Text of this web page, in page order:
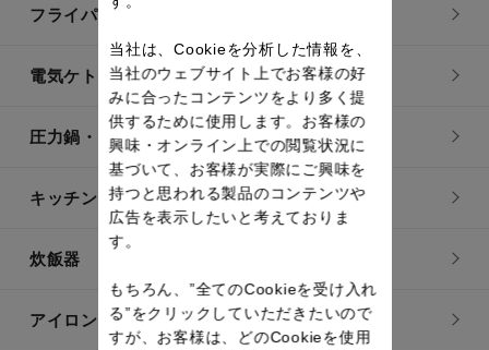
フライパン・鍋
電気ケトル
圧力鍋・電気圧力鍋
キッチン用品
炊飯器
アイロン・衣類スチーマー
当社は、Cookieを分析した情報を、
当社のウェブサイト上でお客様の好
みに合ったコンテンツをより多く提
供するために使用します。お客様の
興味・オンライン上での閲覧状況に
基づいて、お客様が実際にご興味を
持つと思われる製品のコンテンツや
広告を表示したいと考えておりま
す。
もちろん、”全てのCookieを受け入れ
る”をクリックしていただきたいので
すが、お客様は、どのCookieを使用